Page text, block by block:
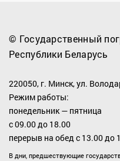
© Государственный
Республики Беларусь
220050, г. Минск, ул.
Режим работы:
понедельник — пятница
с 09.00 до 18.00
перерыв на обед с 13.00 до
В дни, предшествующие